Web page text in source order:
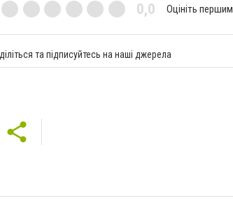
0,0 Оцініть першим
та підписуйтесь на наші джерела